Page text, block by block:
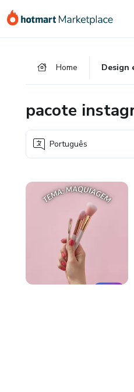
para
para
para
Home Design
pacote
Português